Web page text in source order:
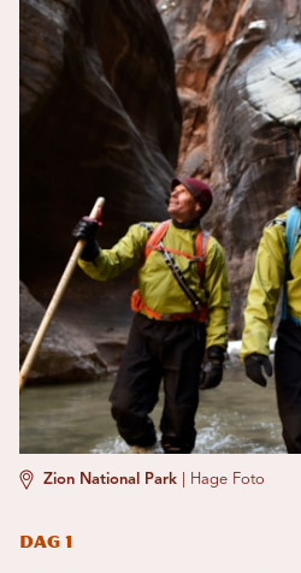
Zion National Park Hage Foto
Dag 1